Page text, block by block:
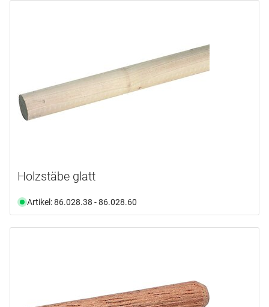
Holzstäbe glatt
Artikel: 86.028.38 - 86.028.60